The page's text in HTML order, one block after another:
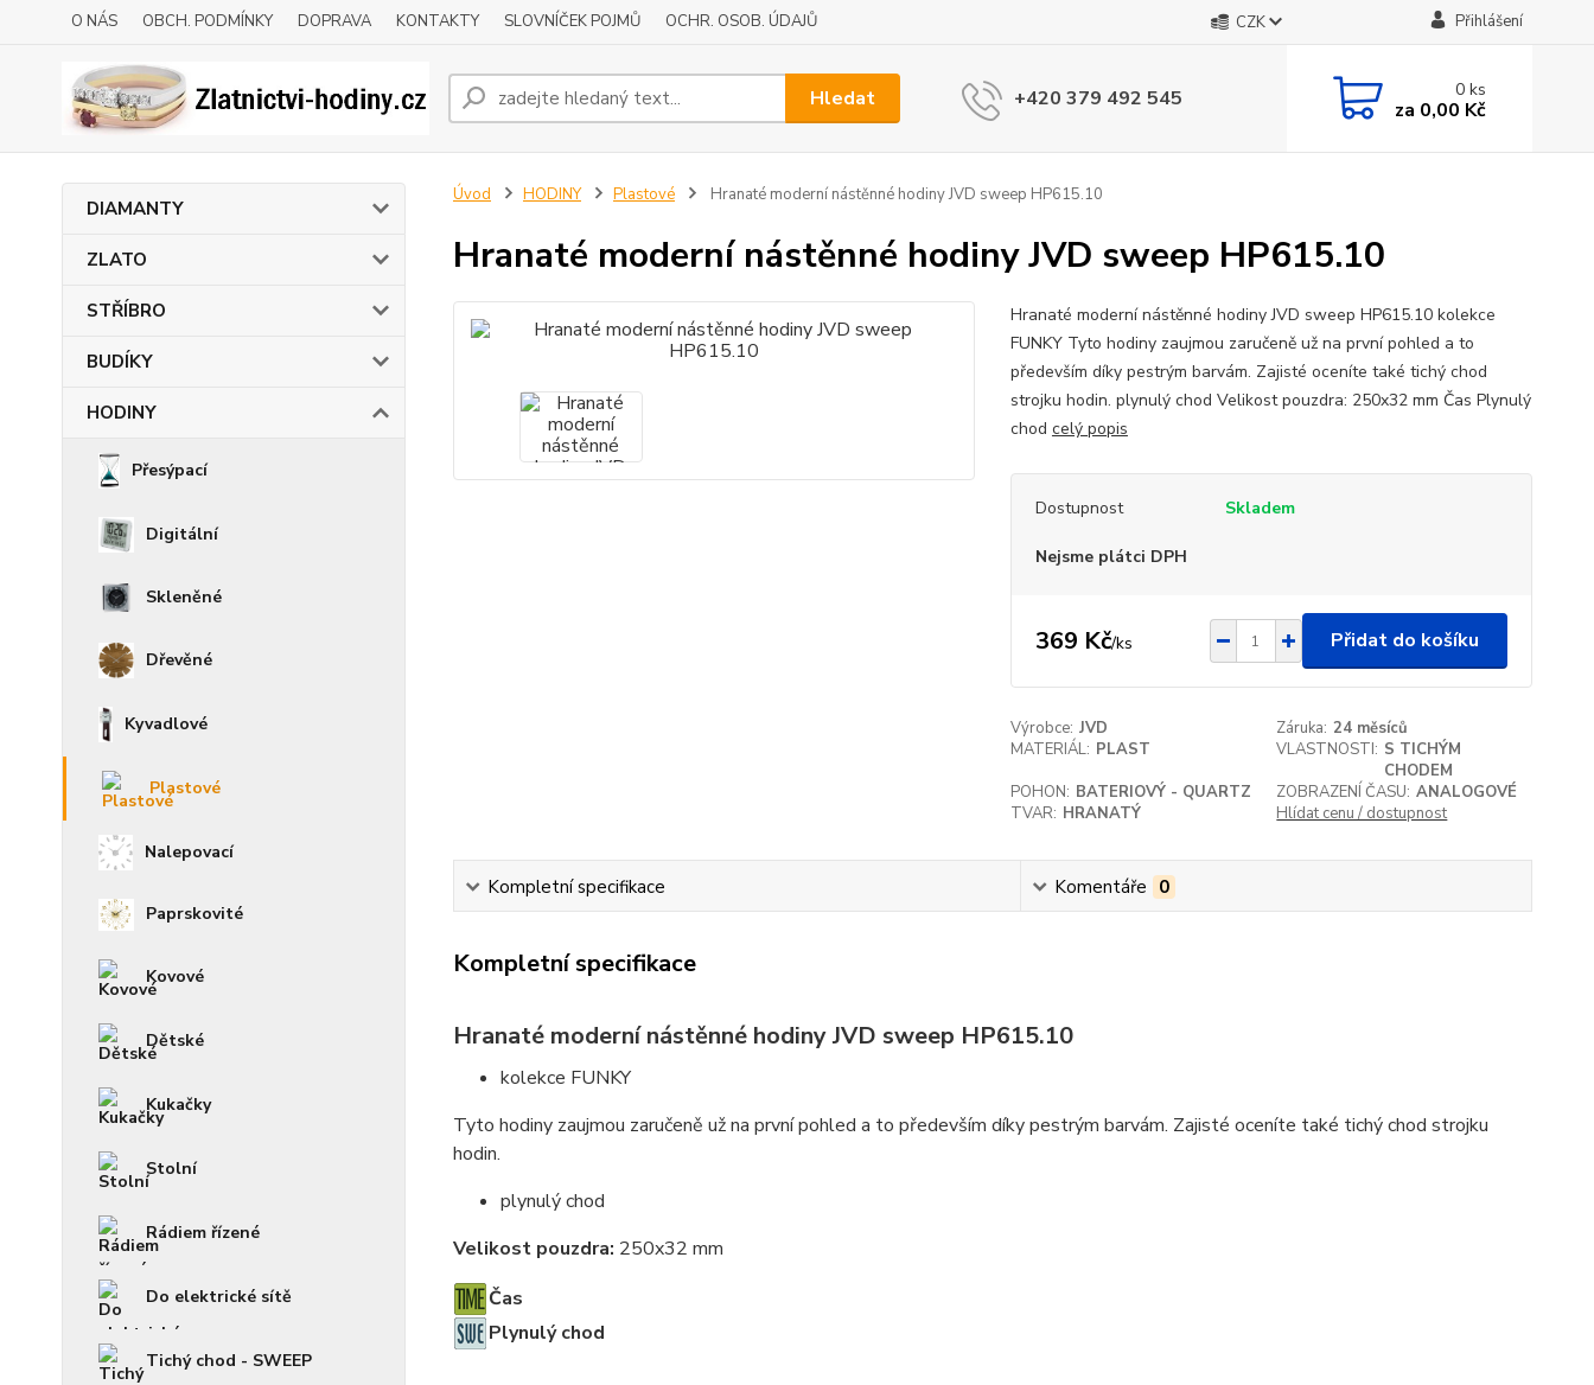
O NÁS OBCH. PODMÍNKY DOPRAVA KONTAKTY SLOVNÍČEK POJMŮ OCHR. OSOB. ÚDAJŮ CZK Přihlášení
Hledat +420 379 492 545 0ks
za 0,00 Kč
DIAMANTY
ZLATO
STŘÍBRO
BUDÍKY
HODINY
Přesýpací
Digitální
Skleněné
Dřevěné
Kyvadlové
Plastové
Nalepovací
Paprskovité
Kovové
Dětské
Kukačky
Stolní
Rádiem řízené
Do elektrické sítě
Tichý chod - SWEEP
Úvod HODINY Plastové Hranaté moderní nástěnné hodiny JVD sweep HP615.10
Hranaté moderní nástěnné hodiny JVD sweep HP615.10
Hranaté moderní nástěnné hodiny JVD sweep HP615.10 kolekce
FUNKY Tyto hodiny zaujmou zaručeně už na první pohled a to
především díky pestrým barvám. Zajisté oceníte také tichý chod
strojku hodin. plynulý chod Velikost pouzdra: 250x32 mm Čas Plynulý
chod celý popis
Dostupnost Skladem
Nejsme plátci DPH
369 Kč/ks Přidat do košíku
Výrobce: JVD Záruka: 24 měsíců
MATERIÁL: PLAST VLASTNOSTI: S TICHÝM
CHODEM
POHON: BATERIOVÝ - QUARTZ ZOBRAZENÍ ČASU: ANALOGOVÉ
TVAR: HRANATÝ Hlídat cenu / dostupnost
Kompletní specifikace Komentáře 0
Kompletní specifikace
Hranaté moderní nástěnné hodiny JVD sweep HP615.10
kolekce FUNKY
Tyto hodiny zaujmou zaručeně už na první pohled a to především díky pestrým barvám. Zajisté oceníte také tichý chod strojku
hodin.
plynulý chod
Velikost pouzdra: 250x32 mm
Čas
Plynulý chod